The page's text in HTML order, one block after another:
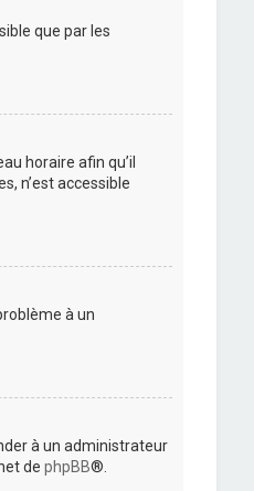
que par les
horaire afin qu’il
n’est accessible
à un
à un administrateur
de phpBB®.